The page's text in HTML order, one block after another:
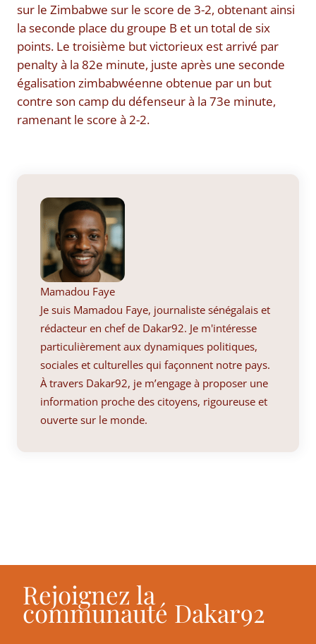
sur le Zimbabwe sur le score de 3-2, obtenant ainsi
la seconde place du groupe B et un total de six
points. Le troisième but victorieux est arrivé par
penalty à la 82e minute, juste après une seconde
égalisation zimbabwéenne obtenue par un but
contre son camp du défenseur à la 73e minute,
ramenant le score à 2-2.
Mamadou Faye
Je suis Mamadou Faye, journaliste sénégalais et
rédacteur en chef de Dakar92. Je m'intéresse
particulièrement aux dynamiques politiques,
sociales et culturelles qui façonnent notre pays.
À travers Dakar92, je m’engage à proposer une
information proche des citoyens, rigoureuse et
ouverte sur le monde.
Rejoignez la
communauté Dakar92